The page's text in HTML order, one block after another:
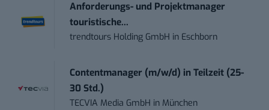
Anforderungs- und Projektmanager
touristische...
trendtours Holding GmbH in Eschborn
Contentmanager (m/w/d) in Teilzeit (25-
30 Std.)
TECVIA Media GmbH in München